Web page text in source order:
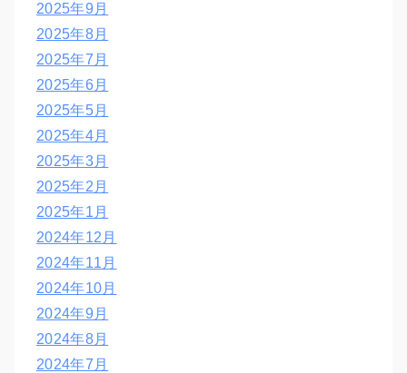
2025年9月
2025年8月
2025年7月
2025年6月
2025年5月
2025年4月
2025年3月
2025年2月
2025年1月
2024年12月
2024年11月
2024年10月
2024年9月
2024年8月
2024年7月